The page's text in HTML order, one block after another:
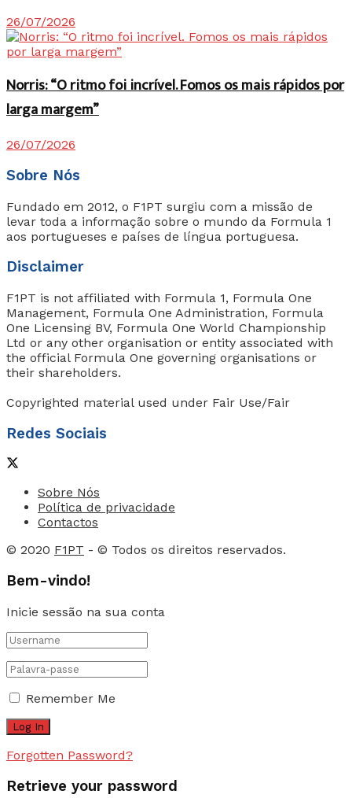
26/07/2026
Norris: “O ritmo foi incrível. Fomos os mais rápidos por
larga margem”
26/07/2026
Sobre Nós
Fundado em 2012, o F1PT surgiu com a missão de
levar toda a informação sobre o mundo da Formula 1
aos portugueses e países de língua portuguesa.
Disclaimer
F1PT is not affiliated with Formula 1, Formula One
Management, Formula One Administration, Formula
One Licensing BV, Formula One World Championship
Ltd or any other organisation or entity associated with
the official Formula One governing organisations or
their shareholders.
Copyrighted material used under Fair Use/Fair
Redes Sociais
Sobre Nós
Política de privacidade
Contactos
© 2020 F1PT - © Todos os direitos reservados.
Bem-vindo!
Inicie sessão na sua conta
Remember Me
Forgotten Password?
Retrieve your password